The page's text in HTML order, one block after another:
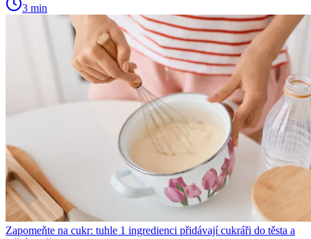
3 min
Zapomeňte na cukr: tuhle 1 ingredienci přidávají cukráři do těsta a